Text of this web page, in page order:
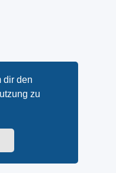
dir den
zu